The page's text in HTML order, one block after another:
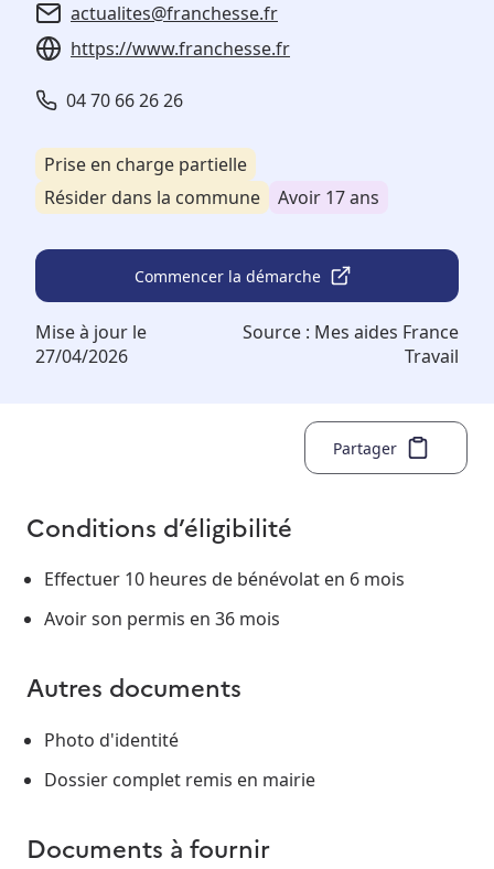
actualites@franchesse.fr
https://www.franchesse.fr
04 70 66 26 26
Prise en charge partielle
Résider dans la commune
Avoir 17 ans
Commencer la démarche
Mise à jour le
27/04/2026
Source : Mes aides France
Travail
Partager
Conditions d’éligibilité
Effectuer 10 heures de bénévolat en 6 mois
Avoir son permis en 36 mois
Autres documents
Photo d'identité
Dossier complet remis en mairie
Documents à fournir